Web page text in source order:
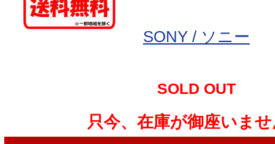
SONY / ソニー
SOLD OUT
只今、在庫が御座いま